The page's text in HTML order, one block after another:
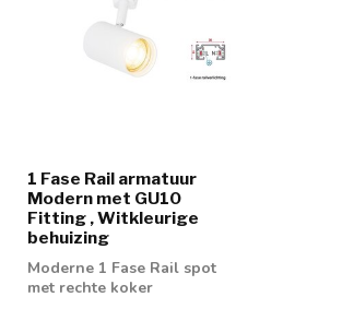
1 Fase Rail armatuur
Modern met GU10
Fitting , Witkleurige
behuizing
Moderne 1 Fase Rail spot
met rechte koker